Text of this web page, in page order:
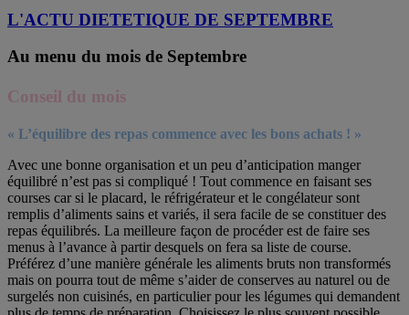
L'ACTU DIETETIQUE DE SEPTEMBRE
Au menu du mois de Septembre
Conseil du mois
« L’équilibre des repas commence avec les bons achats ! »
Avec une bonne organisation et un peu d’anticipation manger
équilibré n’est pas si compliqué ! Tout commence en faisant ses
courses car si le placard, le réfrigérateur et le congélateur sont
remplis d’aliments sains et variés, il sera facile de se constituer des
repas équilibrés. La meilleure façon de procéder est de faire ses
menus à l’avance à partir desquels on fera sa liste de course.
Préférez d’une manière générale les aliments bruts non transformés
mais on pourra tout de même s’aider de conserves au naturel ou de
surgelés non cuisinés, en particulier pour les légumes qui demandent